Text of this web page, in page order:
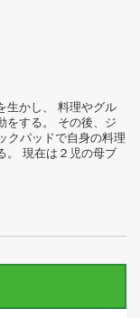
生かし、 料理やグル
をする。 その後、ジ
クパッドで自身の料理
。 現在は２児の母ブ